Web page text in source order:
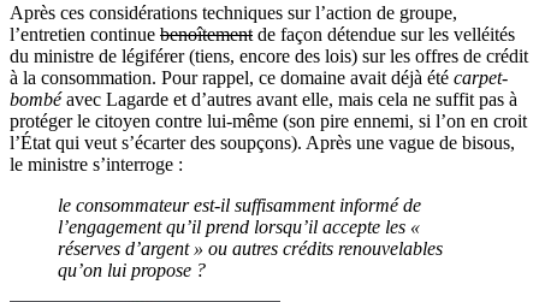
Après ces considérations techniques sur l’action de groupe,
l’entretien continue benoîtement de façon détendue sur les velléités
du ministre de légiférer (tiens, encore des lois) sur les offres de crédit
à la consommation. Pour rappel, ce domaine avait déjà été carpet-
bombéavec Lagarde et d’autres avant elle, mais cela ne suffit pas à
protéger le citoyen contre lui-même (son pire ennemi, si l’on en croit
l’État qui veut s’écarter des soupçons). Après une vague de bisous,
le ministre s’interroge :
le consommateur est-il suffisamment informé de
l’engagement qu’il prend lorsqu’il accepte les «
réserves d’argent » ou autres crédits renouvelables
qu’on lui propose ?